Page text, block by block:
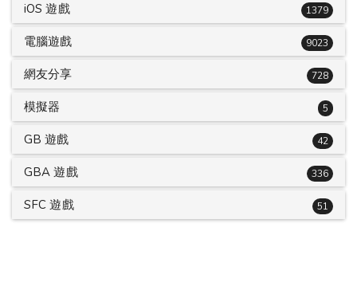
iOS 遊戲 1379
電腦遊戲 9023
網友分享 728
模擬器 5
GB 遊戲 42
GBA 遊戲 336
SFC 遊戲 51